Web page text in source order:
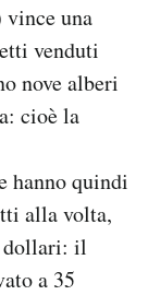
una
venduti
nove alberi
cioè la
hanno quindi
alla volta,
dollari: il
a 35